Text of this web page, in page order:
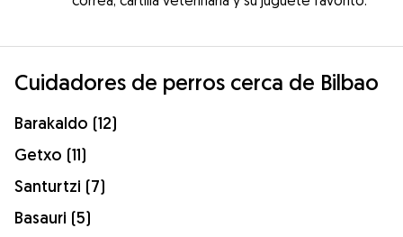
Cuidadores de perros cerca de Bilbao
Barakaldo (12)
Getxo (11)
Santurtzi (7)
Basauri (5)